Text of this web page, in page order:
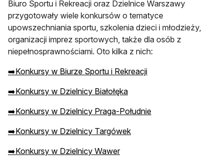
Biuro Sportu i Rekreacji oraz Dzielnice Warszawy
przygotowały wiele konkursów o tematyce
upowszechniania sportu, szkolenia dzieci i młodzieży,
organizacji imprez sportowych, także dla osób z
niepełnosprawnościami. Oto kilka z nich:
➡️Konkursy w Biurze Sportu i Rekreacji
➡️Konkursy w Dzielnicy Białołęka
➡️Konkursy w Dzielnicy Praga-Południe
➡️Konkursy w Dzielnicy Targówek
➡️Konkursy w Dzielnicy Wawer